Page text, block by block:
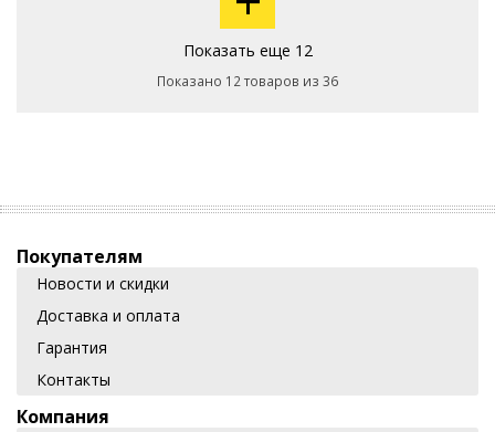
Показать еще 12
Показано 12 товаров из 36
Покупателям
Новости и скидки
Доставка и оплата
Гарантия
Контакты
Компания